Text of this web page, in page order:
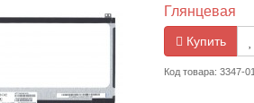
Глянцевая
Купить
Код товара: 3347-01